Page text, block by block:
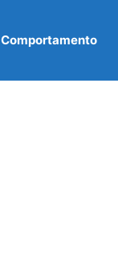
Comportamento